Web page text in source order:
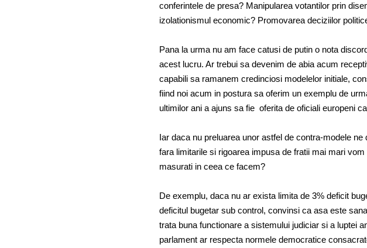
conferintele de presa? Manipularea votantilor prin
izolationismul economic? Promovarea deciziilor
Pana la urma nu am face catusi de putin o nota
acest lucru. Ar trebui sa devenim de abia acum
capabili sa ramanem credinciosi modelelor initiale,
fiind noi acum in postura sa oferim un exemplu de
ultimilor ani a ajuns sa fie oferita de oficiali europeni
Iar daca nu preluarea unor astfel de contra-modele
fara limitarile si rigoarea impusa de fratii mai mari
masurati in ceea ce facem?
De exemplu, daca nu ar exista limita de 3% deficit
deficitul bugetar sub control, convinsi ca asa este
trata buna functionare a sistemului judiciar si a luptei
parlament ar respecta normele democratice